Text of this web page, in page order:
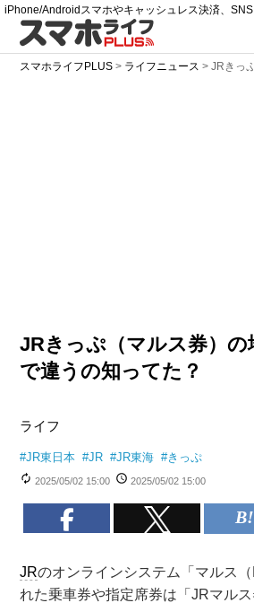
iPhone/Androidスマホやキャッシュレス決済、
スマホライフPLUS > ライフニュース >JRきっ
JRきっぷ（マルス券）の
で違うの知ってた？
ライフ
#JR東日本 #JR #JR東海 #きっぷ
2025/05/02 15:00 2025/05/02 15:00
JRのオンラインシステム「マルス
れた乗車券や指定席券は「JRマル